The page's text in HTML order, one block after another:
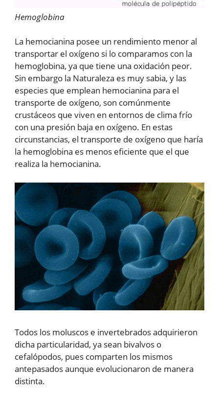
Hemoglobina
La hemocianina posee un rendimiento menor al
transportar el oxígeno si lo comparamos con la
hemoglobina, ya que tiene una oxidación peor.
Sin embargo la Naturaleza es muy sabia, y las
especies que emplean hemocianina para el
transporte de oxígeno, son comúnmente
crustáceos que viven en entornos de clima frío
con una presión baja en oxígeno. En estas
circunstancias, el transporte de oxígeno que haría
la hemoglobina es menos eficiente que el que
realiza la hemocianina.
Todos los moluscos e invertebrados adquirieron
dicha particularidad, ya sean bivalvos o
cefalópodos, pues comparten los mismos
antepasados aunque evolucionaron de manera
distinta.